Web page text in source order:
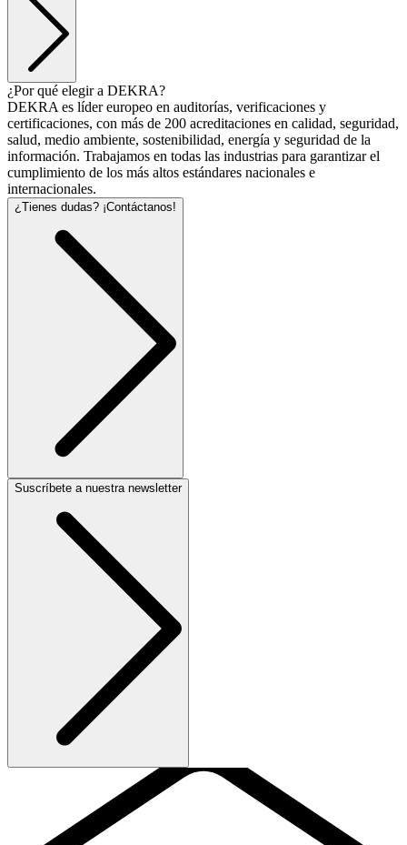
¿Por qué elegir a DEKRA?
DEKRA es líder europeo en auditorías, verificaciones y
certificaciones, con más de 200 acreditaciones en calidad, seguridad,
salud, medio ambiente, sostenibilidad, energía y seguridad de la
información. Trabajamos en todas las industrias para garantizar el
cumplimiento de los más altos estándares nacionales e
internacionales.
¿Tienes dudas? ¡Contáctanos!
Suscríbete a nuestra newsletter